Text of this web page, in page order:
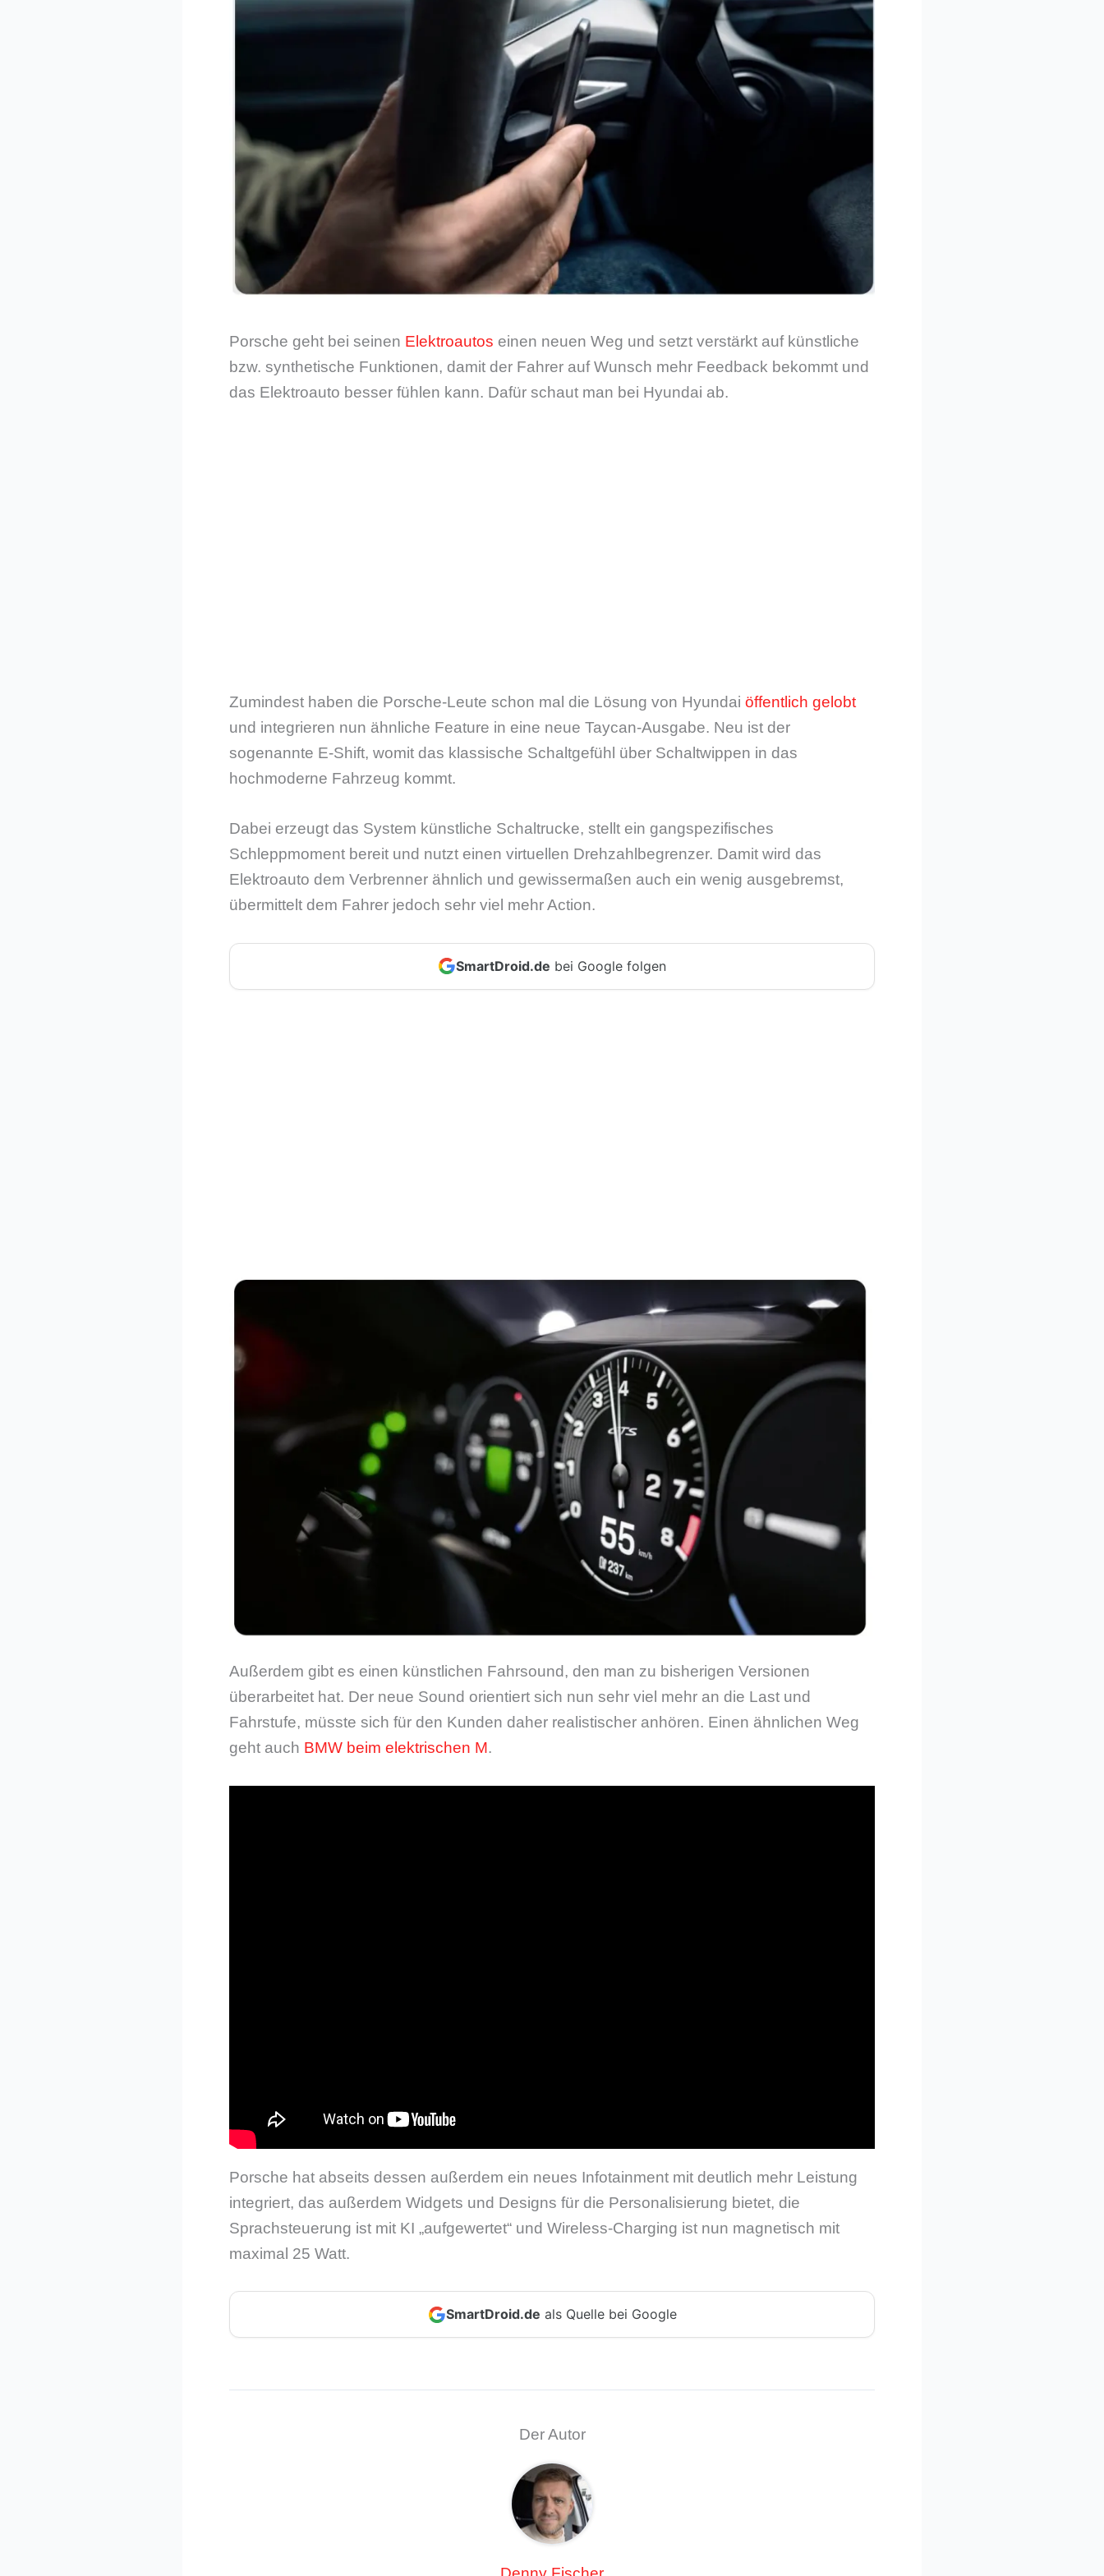
Porsche geht bei seinen Elektroautos einen neuen Weg und setzt verstärkt auf künstliche
bzw. synthetische Funktionen, damit der Fahrer auf Wunsch mehr Feedback bekommt und
das Elektroauto besser fühlen kann. Dafür schaut man bei Hyundai ab.
Zumindest haben die Porsche-Leute schon mal die Lösung von Hyundai öffentlich gelobt
und integrieren nun ähnliche Feature in eine neue Taycan-Ausgabe. Neu ist der
sogenannte E-Shift, womit das klassische Schaltgefühl über Schaltwippen in das
hochmoderne Fahrzeug kommt.
Dabei erzeugt das System künstliche Schaltrucke, stellt ein gangspezifisches
Schleppmoment bereit und nutzt einen virtuellen Drehzahlbegrenzer. Damit wird das
Elektroauto dem Verbrenner ähnlich und gewissermaßen auch ein wenig ausgebremst,
übermittelt dem Fahrer jedoch sehr viel mehr Action.
SmartDroid.de bei Google folgen
Außerdem gibt es einen künstlichen Fahrsound, den man zu bisherigen Versionen
überarbeitet hat. Der neue Sound orientiert sich nun sehr viel mehr an die Last und
Fahrstufe, müsste sich für den Kunden daher realistischer anhören. Einen ähnlichen Weg
geht auch BMW beim elektrischen M.
Porsche hat abseits dessen außerdem ein neues Infotainment mit deutlich mehr Leistung
integriert, das außerdem Widgets und Designs für die Personalisierung bietet, die
Sprachsteuerung ist mit KI „aufgewertet“ und Wireless-Charging ist nun magnetisch mit
maximal 25 Watt.
SmartDroid.de als Quelle bei Google
Der Autor